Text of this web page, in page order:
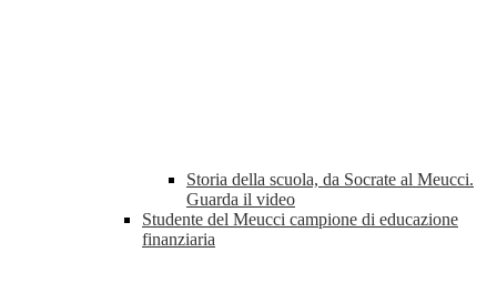
Storia della scuola, da Socrate al Meucci.
Guarda il video
Studente del Meucci campione di educazione
finanziaria